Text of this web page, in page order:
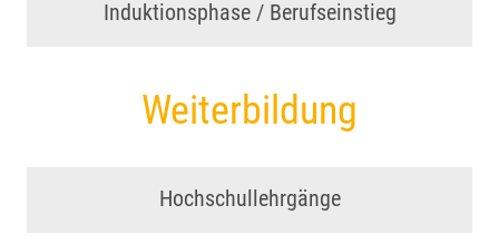
Induktionsphase / Berufseinstieg
Weiterbildung
Hochschullehrgänge